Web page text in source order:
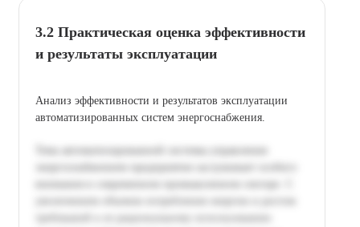
3.2 Практическая оценка эффективности
и результаты эксплуатации
Анализ эффективности и результатов эксплуатации
автоматизированных систем энергоснабжения.